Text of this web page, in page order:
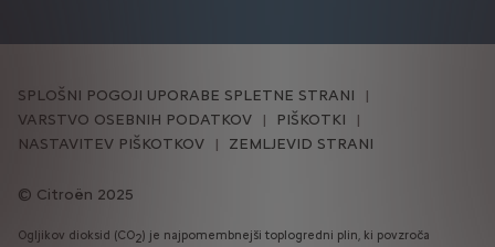
Citroën 2025
SPLOŠNI POGOJI UPORABE SPLETNE STRANI
VARSTVO OSEBNIH PODATKOV
PIŠKOTKI
NASTAVITEV PIŠKOTKOV
ZEMLJEVID STRANI
Ogljikov dioksid (CO2) je najpomembnejši toplogredni plin, ki povzroča